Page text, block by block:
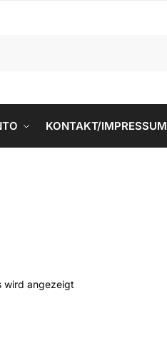
KONTAKT/IMPRESSUM
wird angezeigt